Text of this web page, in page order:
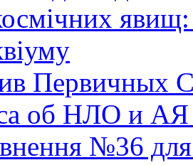
Первичных
об НЛО и
№36